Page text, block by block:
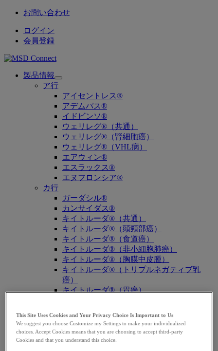
お問い合わせ
ログイン
会員登録
製品情報
Open
submenu
ア行
アイセントレス®
アデムパス®
イドビンソ®
ウェリレグ®（共通）
ウェリレグ®（腎細胞癌）
ウェリレグ®（VHL病）
エアウィン®
エスラックス®
エヌフロンシア®
カ行
ガーダシル®
カンサイダス®
キイトルーダ®（共通）
キイトルーダ®（頭頸部癌）
キイトルーダ®（食道癌）
キイトルーダ®（非小細胞肺癌）
キイトルーダ®（胸膜中皮腫）
キイトルーダ®（トリプルネガティブ乳
癌）
キイトルーダ®（胃癌）
キイトルーダ®（尿路上皮癌）
キイトルーダ®（子宮体癌）
キイトルーダ®（子宮頸癌）
This Site Uses Cookies and Your Privacy Choice Is Important to Us
We suggest you choose Customize my Settings to make your individualized
choices. Accept Cookies means that you are choosing to accept third-party
Cookies and that you understand this choice.